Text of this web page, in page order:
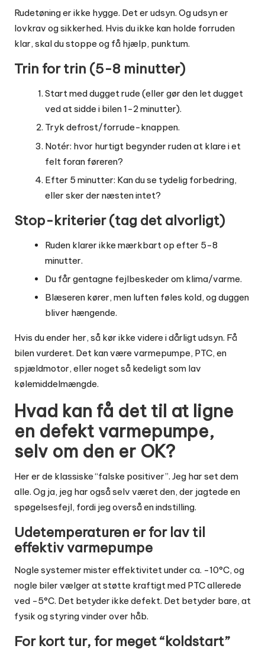
Rudetøning er ikke hygge. Det er udsyn. Og udsyn er
lovkrav og sikkerhed. Hvis du ikke kan holde forruden
klar, skal du stoppe og få hjælp, punktum.
Trin for trin (5-8 minutter)
Start med dugget rude (eller gør den let dugget
ved at sidde i bilen 1-2 minutter).
Tryk defrost/forrude-knappen.
Notér: hvor hurtigt begynder ruden at klare i et
felt foran føreren?
Efter 5 minutter: Kan du se tydelig forbedring,
eller sker der næsten intet?
Stop-kriterier (tag det alvorligt)
Ruden klarer ikke mærkbart op efter 5-8
minutter.
Du får gentagne fejlbeskeder om klima/varme.
Blæseren kører, men luften føles kold, og duggen
bliver hængende.
Hvis du ender her, så kør ikke videre i dårligt udsyn. Få
bilen vurderet. Det kan være varmepumpe, PTC, en
spjældmotor, eller noget så kedeligt som lav
kølemiddelmængde.
Hvad kan få det til at ligne
en defekt varmepumpe,
selv om den er OK?
Her er de klassiske “falske positiver”. Jeg har set dem
alle. Og ja, jeg har også selv været den, der jagtede en
spøgelsesfejl, fordi jeg overså en indstilling.
Udetemperaturen er for lav til
effektiv varmepumpe
Nogle systemer mister effektivitet under ca. -10°C, og
nogle biler vælger at støtte kraftigt med PTC allerede
ved -5°C. Det betyder ikke defekt. Det betyder bare, at
fysik og styring vinder over håb.
For kort tur, for meget “koldstart”